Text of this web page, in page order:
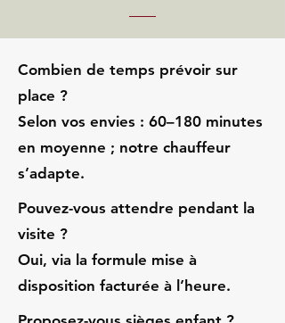
Combien de temps prévoir sur
place ?
Selon vos envies : 60–180 minutes
en moyenne ; notre chauffeur
s’adapte.
Pouvez-vous attendre pendant la
visite ?
Oui, via la formule mise à
disposition facturée à l’heure.